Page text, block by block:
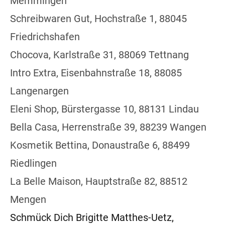
Schreibwaren Gut, Hochstraße 1, 88045
Friedrichshafen
Chocova, Karlstraße 31, 88069 Tettnang
Intro Extra, Eisenbahnstraße 18, 88085
Langenargen
Eleni Shop, Bürstergasse 10, 88131 Lindau
Bella Casa, Herrenstraße 39, 88239 Wangen
Kosmetik Bettina, Donaustraße 6, 88499
Riedlingen
La Belle Maison, Hauptstraße 82, 88512
Mengen
Schmück Dich Brigitte Matthes-Uetz,